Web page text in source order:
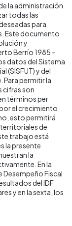
la administración
todas las
para
Este documento
y
Berrío 1985 -
datos del Sistema
(SISFUT) y del
Para permitir la
cifras son
términos per
el crecimiento
esto permitirá
de
trabajo está
la presente
la
En la
Desempeño Fiscal
del IDF
y en la sexta, los